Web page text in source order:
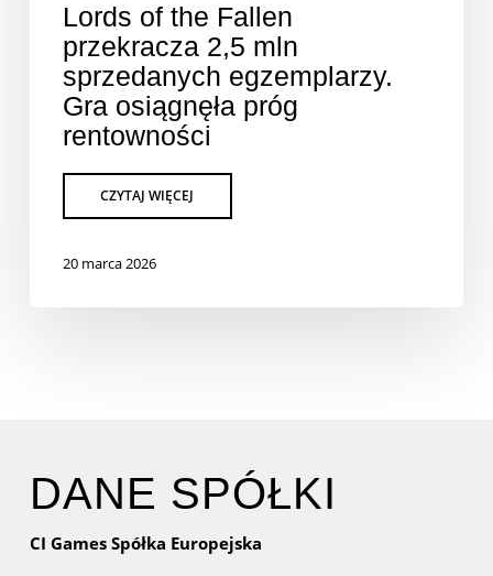
Lords of the Fallen
przekracza 2,5 mln
sprzedanych egzemplarzy.
Gra osiągnęła próg
rentowności
20 marca 2026
DANE SPÓŁKI
CI Games Spółka Europejska